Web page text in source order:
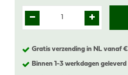
Gratis verzending in NL vanaf
Binnen 1-3 werkdagen geleverd